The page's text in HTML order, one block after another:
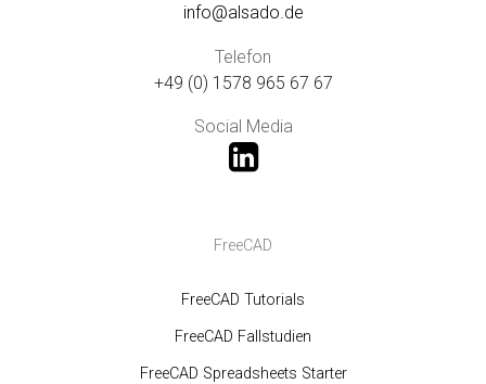
info@alsado.de
Telefon
+49 (0) 1578 965 67 67
Social Media
FreeCAD
FreeCAD Tutorials
FreeCAD Fallstudien
FreeCAD Spreadsheets Starter